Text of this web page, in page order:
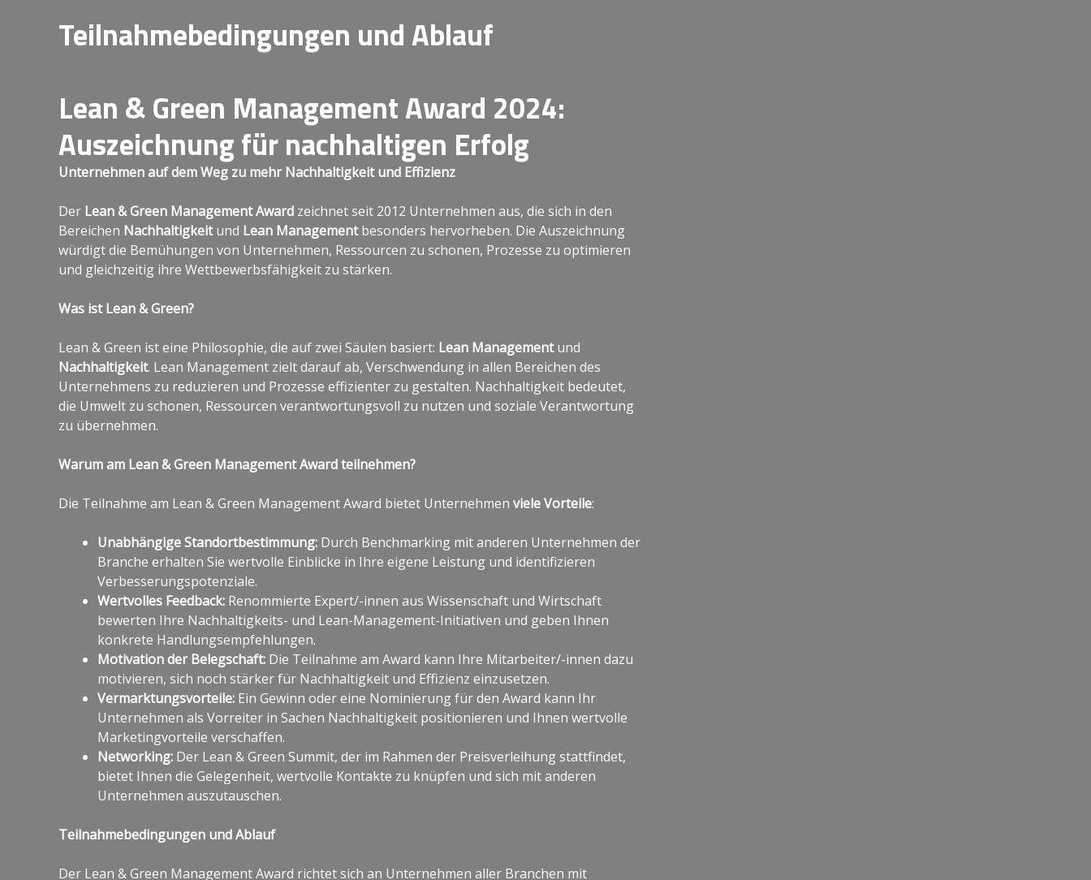
Teilnahmebedingungen und Ablauf
Lean & Green Management Award 2024:
Auszeichnung für nachhaltigen Erfolg
Unternehmen auf dem Weg zu mehr Nachhaltigkeit und Effizienz
Der Lean & Green Management Award zeichnet seit 2012 Unternehmen aus, die sich in den
Bereichen Nachhaltigkeitund Lean Managementbesonders hervorheben. Die Auszeichnung
würdigt die Bemühungen von Unternehmen, Ressourcen zu schonen, Prozesse zu optimieren
und gleichzeitig ihre Wettbewerbsfähigkeit zu stärken.
Was ist Lean & Green?
Lean & Green ist eine Philosophie, die auf zwei Säulen basiert: Lean Managementund
Nachhaltigkeit. Lean Management zielt darauf ab, Verschwendung in allen Bereichen des
Unternehmens zu reduzieren und Prozesse effizienter zu gestalten. Nachhaltigkeit bedeutet,
die Umwelt zu schonen, Ressourcen verantwortungsvoll zu nutzen und soziale Verantwortung
zu übernehmen.
Warum am Lean & Green Management Award teilnehmen?
Die Teilnahme am Lean & Green Management Award bietet Unternehmen viele Vorteile:
Unabhängige Standortbestimmung: Durch Benchmarking mit anderen Unternehmen der
Branche erhalten Sie wertvolle Einblicke in Ihre eigene Leistung und identifizieren
Verbesserungspotenziale.
Wertvolles Feedback: Renommierte Expert/-innen aus Wissenschaft und Wirtschaft
bewerten Ihre Nachhaltigkeits- und Lean-Management-Initiativen und geben Ihnen
konkrete Handlungsempfehlungen.
Motivation der Belegschaft: Die Teilnahme am Award kann Ihre Mitarbeiter/-innen dazu
motivieren, sich noch stärker für Nachhaltigkeit und Effizienz einzusetzen.
Vermarktungsvorteile: Ein Gewinn oder eine Nominierung für den Award kann Ihr
Unternehmen als Vorreiter in Sachen Nachhaltigkeit positionieren und Ihnen wertvolle
Marketingvorteile verschaffen.
Networking: Der Lean & Green Summit, der im Rahmen der Preisverleihung stattfindet,
bietet Ihnen die Gelegenheit, wertvolle Kontakte zu knüpfen und sich mit anderen
Unternehmen auszutauschen.
Teilnahmebedingungen und Ablauf
Der Lean & Green Management Award richtet sich an Unternehmen aller Branchen mit